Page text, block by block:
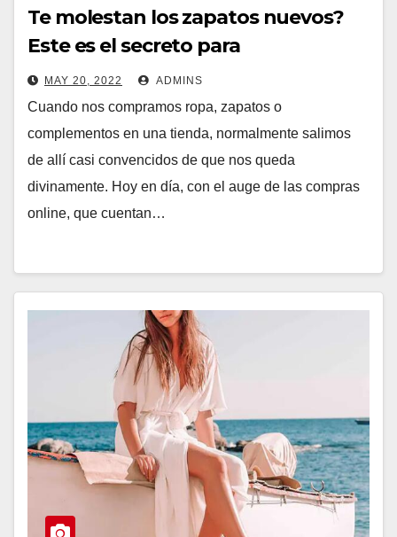
Te molestan los zapatos nuevos?
Este es el secreto para
ensancharlos sin que se deformen
MAY 20, 2022 ADMINS
Cuando nos compramos ropa, zapatos o
complementos en una tienda, normalmente salimos
de allí casi convencidos de que nos queda
divinamente. Hoy en día, con el auge de las compras
online, que cuentan…